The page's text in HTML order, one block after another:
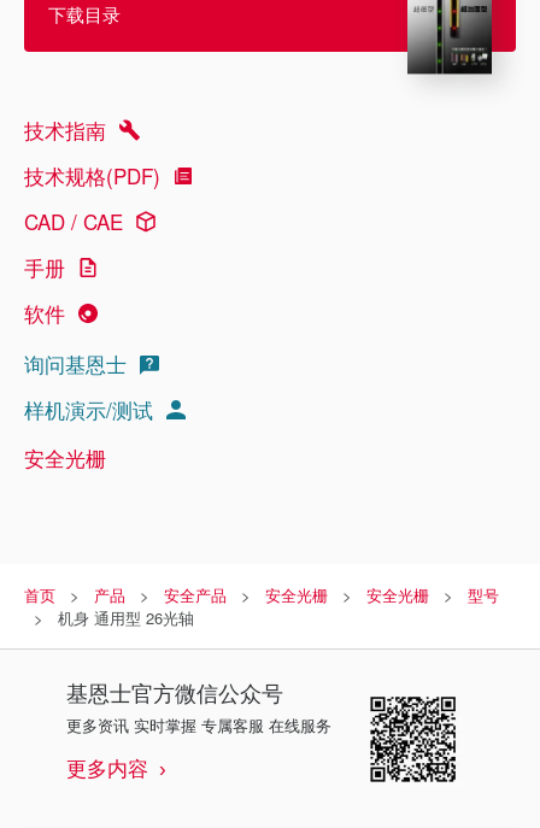
下载目录
技术指南
技术规格(PDF)
CAD / CAE
手册
软件
询问基恩士
样机演示/测试
安全光栅
首页 产品 安全产品 安全光栅 安全光栅
型号
机身 通用型 26光轴
基恩士官方微信公众号
更多资讯 实时掌握 专属客服 在线服务
更多内容